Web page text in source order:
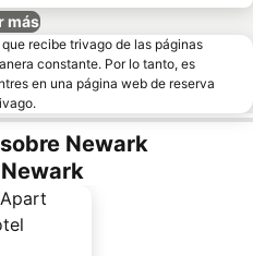
más
recibe trivago de las páginas
constante. Por lo tanto, es
en una página web de reserva
Newark